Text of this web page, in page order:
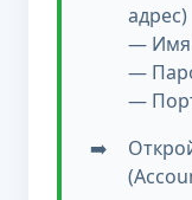
адрес)
— Имя
—
—